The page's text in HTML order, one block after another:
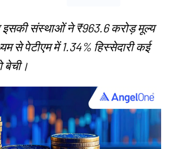
संस्थाओं ने ₹963.6 करोड़ मूल्य
से पेटीएम में 1.34% हिस्सेदारी कई
बेची।